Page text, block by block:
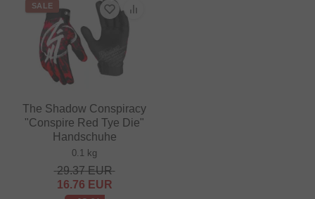
SALE
The Shadow Conspiracy
"Conspire Red Tye Die"
Handschuhe
0.1 kg
29.37EUR
16.76 EUR